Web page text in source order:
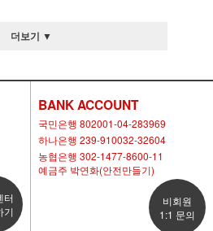
더보기 ▼
터
기
BANK ACCOUNT
국민은행 802001-04-283969
하나은행 239-910032-32604
농협은행 302-1477-8600-11
예금주 박연화(안전만들기)
비회원
1:1 문의